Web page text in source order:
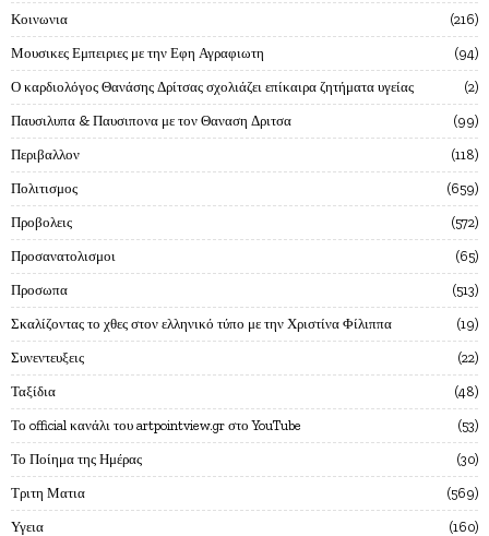
Κοινωνια 216
Μουσικες Εμπειριες με την Εφη Αγραφιωτη 94
Ο καρδιολόγος Θανάσης Δρίτσας σχολιάζει επίκαιρα ζητήματα υγείας 2
Παυσιλυπα & Παυσιπονα με τον Θαναση Δριτσα 99
Περιβαλλον 118
Πολιτισμος 659
Προβολεις 572
Προσανατολισμοι 65
Προσωπα 513
Σκαλίζοντας το χθες στον ελληνικό τύπο με την Χριστίνα Φίλιππα 19
Συνεντευξεις 22
Ταξίδια 48
Το official κανάλι του artpointview.gr στο YouTube 53
Το Ποίημα της Ημέρας 30
Τριτη Ματια 569
Υγεια 160